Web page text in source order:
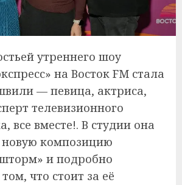
утреннего шоу
на Восток FM стала
— певица, актриса,
телевизионного
все вместе!. В студии она
новую композицию
и подробно
что стоит за её